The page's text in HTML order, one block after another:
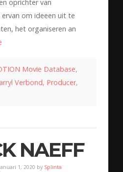
oprichter van
om ideeen uit te
het organiseren an
Movie Database,
Verbond, Producer,
NAEFF
1, 2020 by Splinta